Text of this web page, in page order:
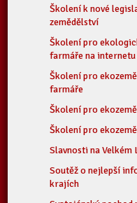
Školení k nové
zemědělství
Školení pro
farmáře na internetu
Školení pro
farmáře
Školení pro
Školení pro
Slavnosti na Velkém
Soutěž o nejlepší
krajích